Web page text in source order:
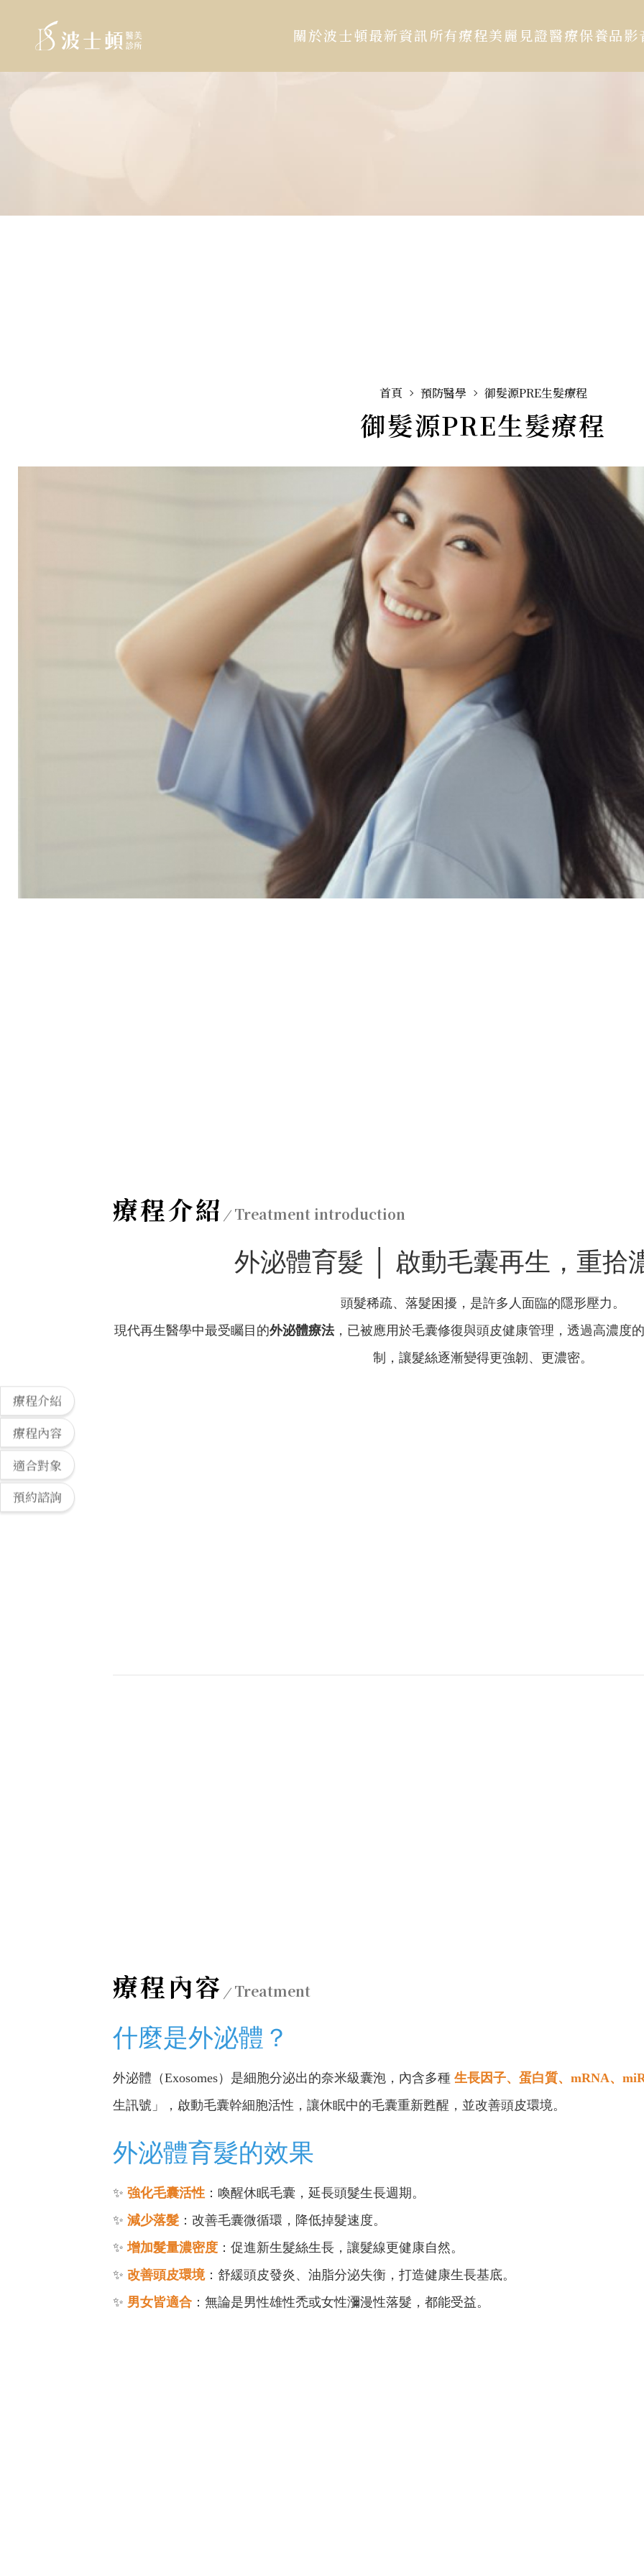
容
士
頓
診
關於波士頓最新資訊所有療程美麗見證醫療保養品影
療程介紹
療程內容
適合對象
預約諮詢
首頁 預防醫學 御髮源PRE生髮療程
御髮源PRE生髮療程
療程介紹 Treatment introduction
外泌體育髮 │ 啟動毛囊再生，重拾
頭髮稀疏、落髮困擾，是許多人面臨的隱形壓力。
現代再生醫學中最受矚目的外泌體療法，已被應用於毛囊修復與頭皮健康管理，透過高濃度
制，讓髮絲逐漸變得更強韌、更濃密。
療程內容 Treatment
什麼是外泌體？
外泌體（Exosomes）是細胞分泌出的奈米級囊泡，內含多種 生長因子、蛋白質、mRNA、
生訊號」，啟動毛囊幹細胞活性，讓休眠中的毛囊重新甦醒，並改善頭皮環境。
外泌體育髮的效果
✨ 強化毛囊活性 ：喚醒休眠毛囊，延長頭髮生長週期。
✨ 減少落髮 ：改善毛囊微循環，降低掉髮速度。
✨ 增加髮量濃密度 ：促進新生髮絲生長，讓髮線更健康自然。
✨ 改善頭皮環境：舒緩頭皮發炎、油脂分泌失衡，打造健康生長基底。
✨ 男女皆適合 ：無論是男性雄性禿或女性瀰漫性落髮，都能受益。